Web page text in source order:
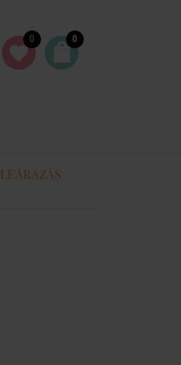
0 0
LEÁRAZÁS